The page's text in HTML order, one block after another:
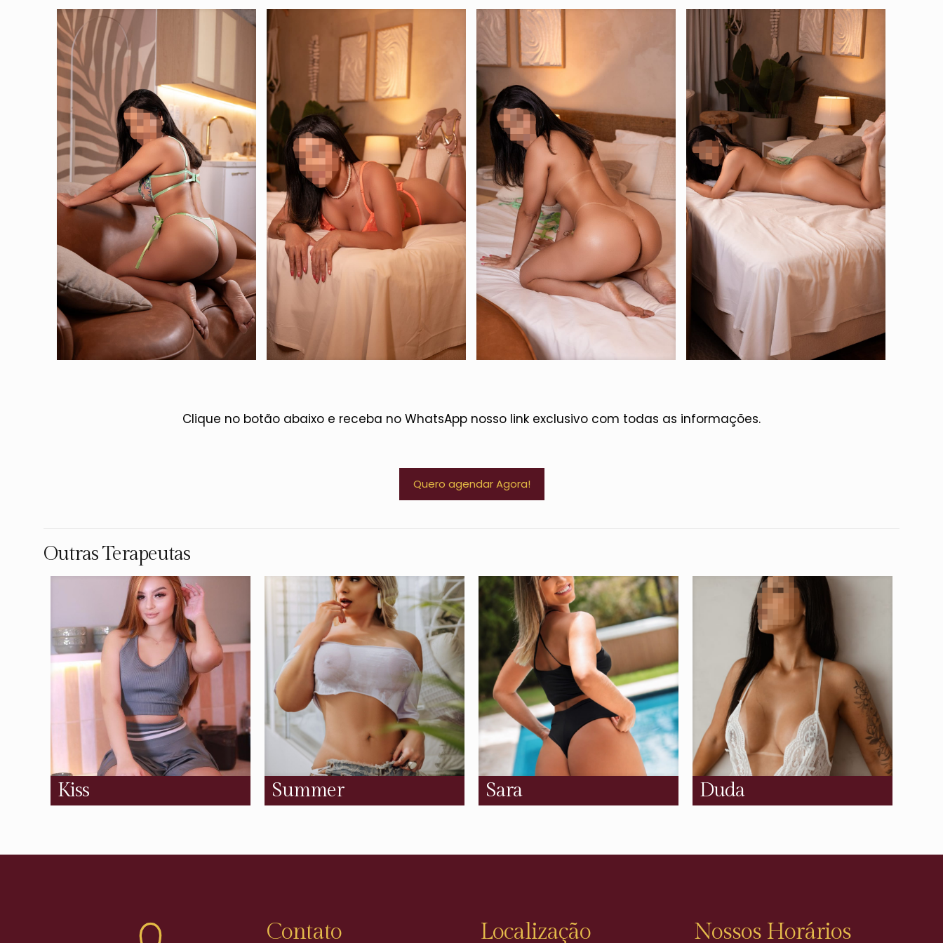
Clique no botão abaixo e receba no WhatsApp nosso link exclusivo com todas as informações.
Quero agendar Agora!
Outras Terapeutas
Kiss Summer Sara Duda
Contato Localização Nossos Horários